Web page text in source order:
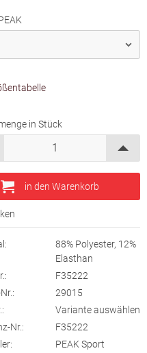
in Stück
88% Polyester, 12%
Elasthan
F35222
29015
Variante auswählen
Nr.:
F35222
PEAK Sport